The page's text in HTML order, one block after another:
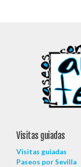
Visitas guiadas
Visitas guiadas
Paseos por Sevilla